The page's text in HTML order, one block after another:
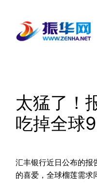
太猛了！
吃掉全球
汇丰银行近日公布的报
的喜爱，全球榴莲需求